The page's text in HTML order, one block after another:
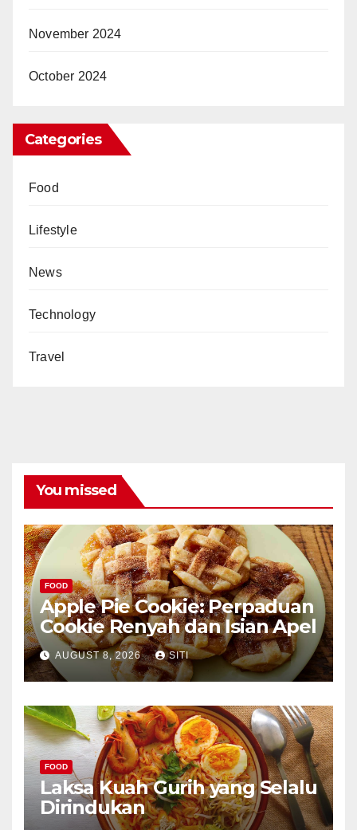
November 2024
October 2024
Categories
Food
Lifestyle
News
Technology
Travel
You missed
FOOD
Apple Pie Cookie: Perpaduan
Cookie Renyah dan Isian Apel
AUGUST 8, 2026 SITI
FOOD
Laksa Kuah Gurih yang Selalu
Dirindukan